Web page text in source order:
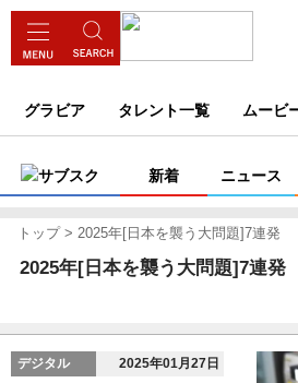
グラビア タレント一覧 ムービ
サブスク 新着 ニュース
トップ 2025年[日本を襲う大問題]7連発
2025年[日本を襲う大問題]7連発
デジタル 2025年01月27日